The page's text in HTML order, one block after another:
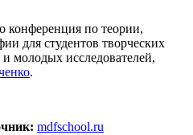
конференция по теории,
для студентов творческих
молодых исследователей,
.
mdfschool.ru